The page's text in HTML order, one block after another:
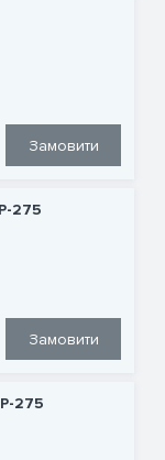
Замовити
275
Замовити
275